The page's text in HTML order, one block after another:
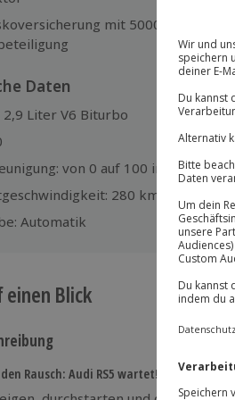
mit 5000 €
Daten
2,9 Liter V6 Biturbo
von 0 auf 100 in 4 sek.
280 km/h
Automatik
einen Blick
Rausch: Audi RS5 wartet!